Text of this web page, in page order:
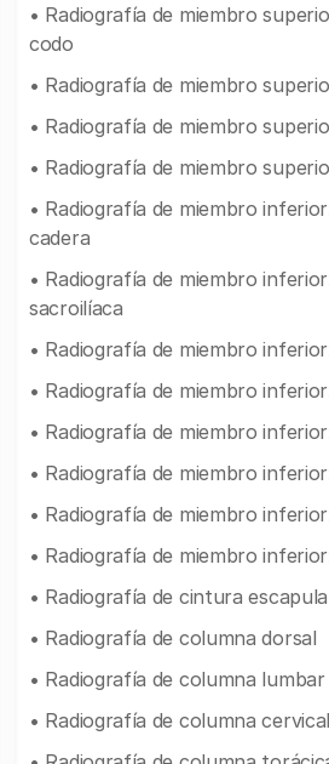
• Radiografía de miembro
codo
• Radiografía de miembro
• Radiografía de miembro
• Radiografía de miembro
• Radiografía de miembro
cadera
• Radiografía de miembro
sacroilíaca
• Radiografía de miembro
• Radiografía de miembro
• Radiografía de miembro
• Radiografía de miembro
• Radiografía de miembro
• Radiografía de miembro
• Radiografía de cintura
• Radiografía de columna dorsal
• Radiografía de columna lumbar
• Radiografía de columna